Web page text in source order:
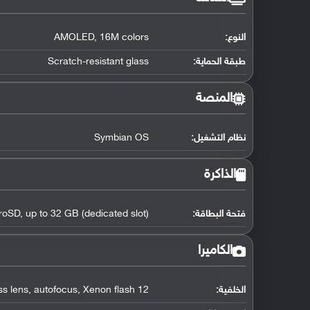
النوع: AMOLED, 16M colors
طبقة الحماية: Scratch-resistant glass
المنصة
نظام التشغيل:
Symbian OS
الذاكرة
فتحة البطاقة: up to 32 GB (dedicated slot)
الكاميرا
الخلفية: 12 MP, wide 28mm Carl Zeiss lens, autofocus, Xenon flash